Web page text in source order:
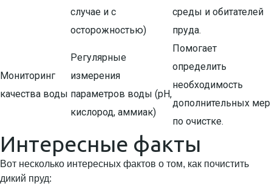
случае и с
осторожностью)
среды и обитателей
пруда.
Мониторинг
качества воды
Регулярные
измерения
параметров воды (pH,
кислород, аммиак)
Помогает
определить
необходимость
дополнительных мер
по очистке.
Интересные факты
Вот несколько интересных фактов о том, как почистить
дикий пруд: